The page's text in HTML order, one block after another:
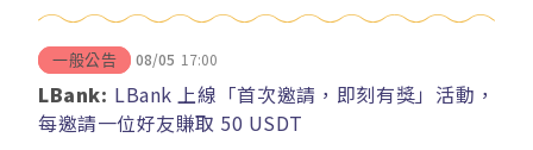
一般公告 08/05 17:00
LBank: LBank 上線「首次邀請，即刻有獎」活動，
每邀請一位好友賺取 50 USDT